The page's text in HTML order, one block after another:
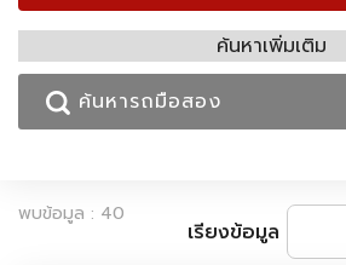
ค้นหาเพิ่มเติม
พบข้อมูล : 40
เรียงข้อมูล